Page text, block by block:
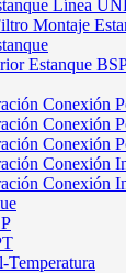
Línea
Montaje
Estanque
Conexión
Conexión
Conexión
Conexión
Conexión